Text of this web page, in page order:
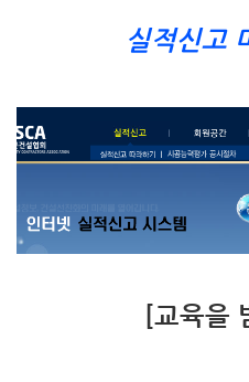
실적신고
[교육을